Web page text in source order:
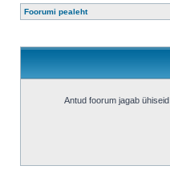
Foorumi pealeht
Antud foorum jagab ühiseid